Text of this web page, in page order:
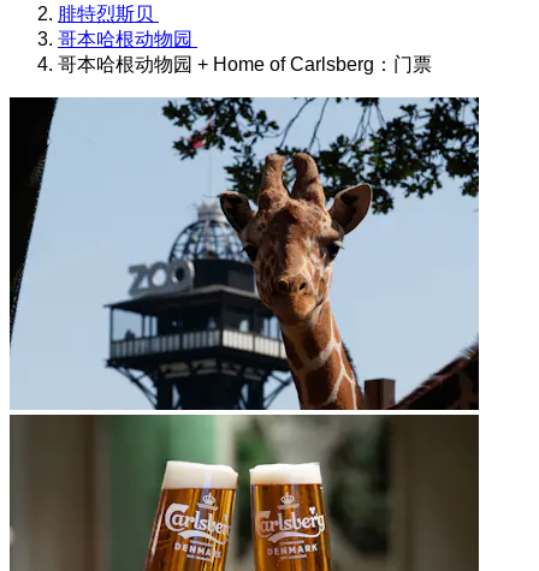
腓特烈斯贝
哥本哈根动物园
哥本哈根动物园 + Home of Carlsberg：门票